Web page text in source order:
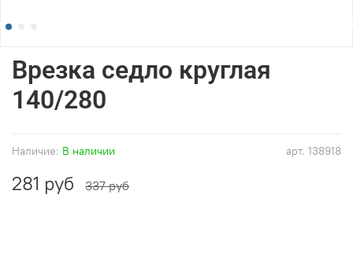
арт. 138918
Наличие: В наличии
Врезка седло круглая
140/280
281 руб 337 руб